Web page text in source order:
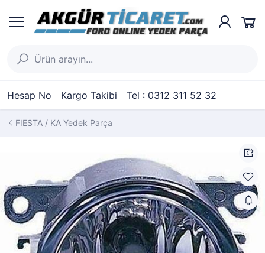
Hesap No Kargo Takibi Tel : 0312 311 52 32
FIESTA / KA Yedek Parça